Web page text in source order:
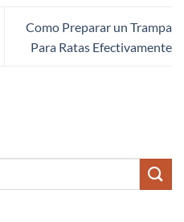
Como Preparar un Trampa
Para Ratas Efectivamente